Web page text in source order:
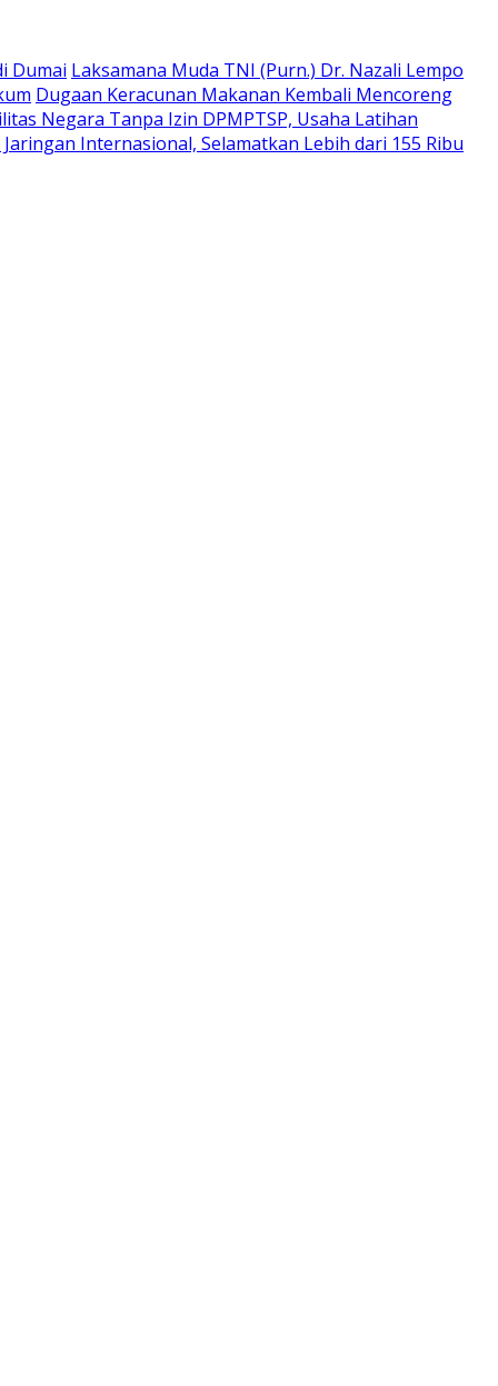
Dumai Laksamana Muda TNI (Purn.) Dr. Nazali Lempo
Dugaan Keracunan Makanan Kembali Mencoreng
Negara Tanpa Izin DPMPTSP, Usaha Latihan
Internasional, Selamatkan Lebih dari 155 Ribu